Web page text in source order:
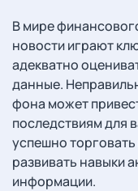
В мире
новости играют
адекватно
данные.
фона может
последствиям для
успешно
развивать навыки
информации.